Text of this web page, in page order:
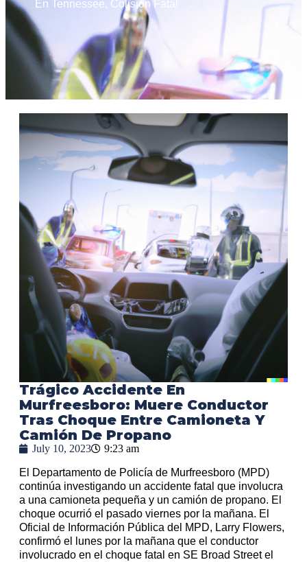
En Tennessee, Colisión Fatal
Trágico Accidente En
Murfreesboro: Muere Conductor
Tras Choque Entre Camioneta Y
Camión De Propano
July 10, 2023 9:23 am
El Departamento de Policía de Murfreesboro (MPD)
continúa investigando un accidente fatal que involucra
a una camioneta pequeña y un camión de propano. El
choque ocurrió el pasado viernes por la mañana. El
Oficial de Información Pública del MPD, Larry Flowers,
confirmó el lunes por la mañana que el conductor
involucrado en el choque fatal en SE Broad Street el